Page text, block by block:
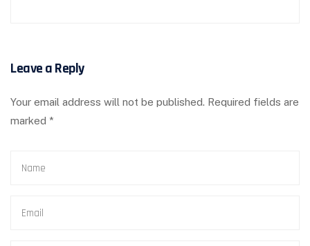
Leave a Reply
Your email address will not be published. Required fields are
marked *